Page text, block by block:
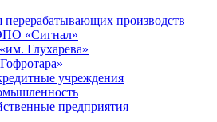
перерабатывающих производств
«Сигнал»
Глухарева»
учреждения
предприятия